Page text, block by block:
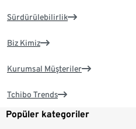
Sürdürülebilirlik
Biz Kimiz
Kurumsal Müşteriler
Tchibo Trends
Popüler kategoriler